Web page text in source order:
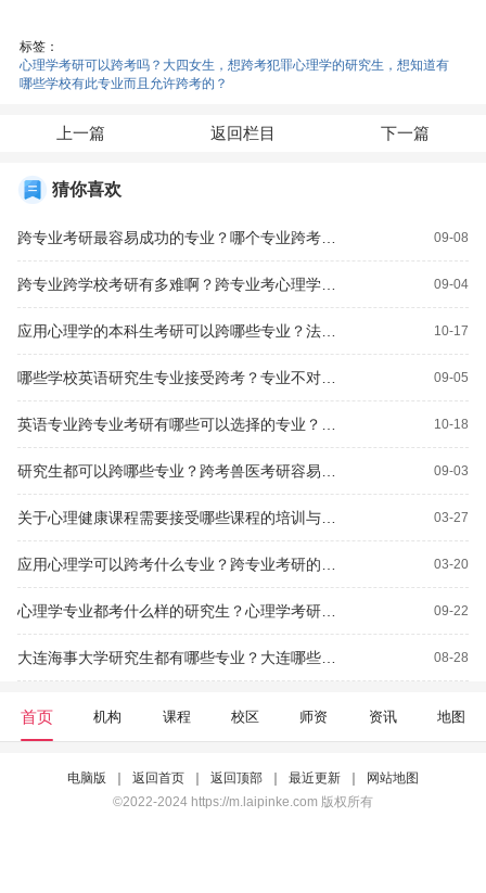
标签：
心理学考研可以跨考吗？大四女生，想跨考犯罪心理学的研究生，想知道有
哪些学校有此专业而且允许跨考的？
上一篇 返回栏目 下一篇
猜你喜欢
09-08
09-04
10-17
09-05
10-18
09-03
03-27
03-20
09-22
08-28
首页 机构 课程 校区 师资 资讯 地图
电脑版 返回首页 返回顶部 最近更新
网站地图
©2022-2024 https://m.laipinke.com 版权所有